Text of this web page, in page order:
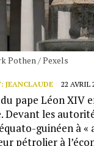
Pothen / Pexels
JEANCLAUDE 22 AVRIL
pape Léon XIV
Devant les
guinéen à «
pétrolier à